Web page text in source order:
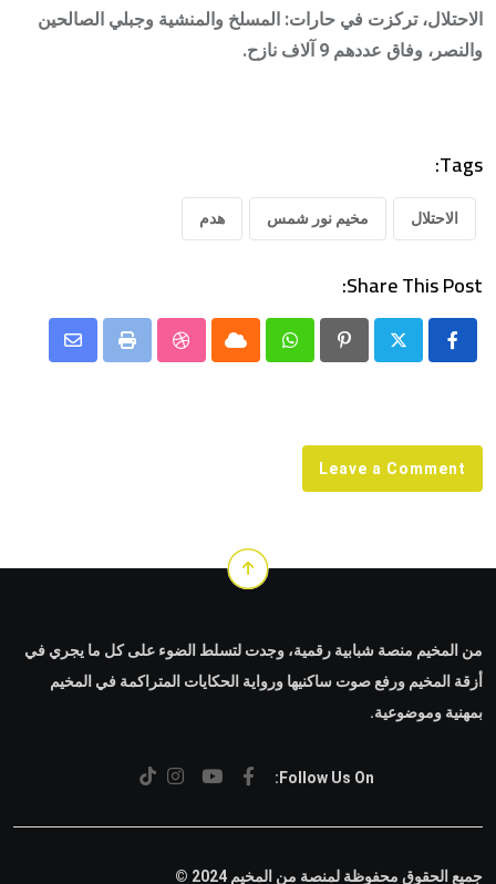
الاحتلال، تركزت في حارات: المسلخ والمنشية وجبلي الصالحين
والنصر، وفاق عددهم 9 آلاف نازح.
Tags:
الاحتلال مخيم نور شمس هدم
Share This Post:
Pinterest
Whatsapp
Cloud
StumbleUpon
Print
Share
Leave a Comment
من المخيم منصة شبابية رقمية، وجدت لتسلط الضوء على كل ما يجري في
أزقة المخيم ورفع صوت ساكنيها ورواية الحكايات المتراكمة في المخيم
بمهنية وموضوعية.
Follow Us On:
جميع الحقوق محفوظة لمنصة من المخيم 2024 ©